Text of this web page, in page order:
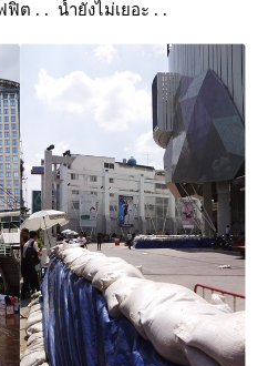
ต . . น้ำยังไม่เยอะ . .